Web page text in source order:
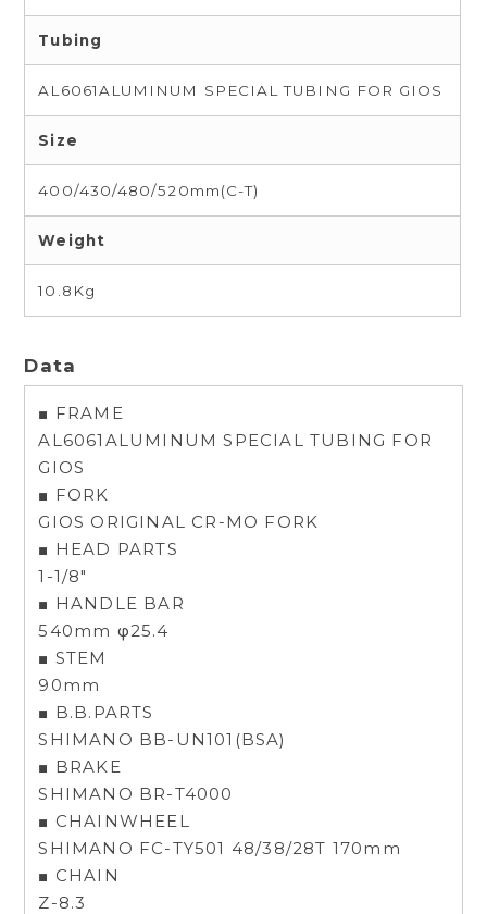
Tubing
AL6061ALUMINUM SPECIAL TUBING FOR GIOS
Size
400/430/480/520mm(C-T)
Weight
10.8Kg
Data
■ FRAME
AL6061ALUMINUM SPECIAL TUBING FOR
GIOS
■ FORK
GIOS ORIGINAL CR-MO FORK
■ HEAD PARTS
1-1/8"
■ HANDLE BAR
540mm φ25.4
■ STEM
90mm
■ B.B.PARTS
SHIMANO BB-UN101(BSA)
■ BRAKE
SHIMANO BR-T4000
■ CHAINWHEEL
SHIMANO FC-TY501 48/38/28T 170mm
■ CHAIN
Z-8.3